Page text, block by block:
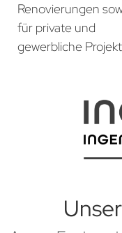
Renovierungen
für private und
gewerbliche